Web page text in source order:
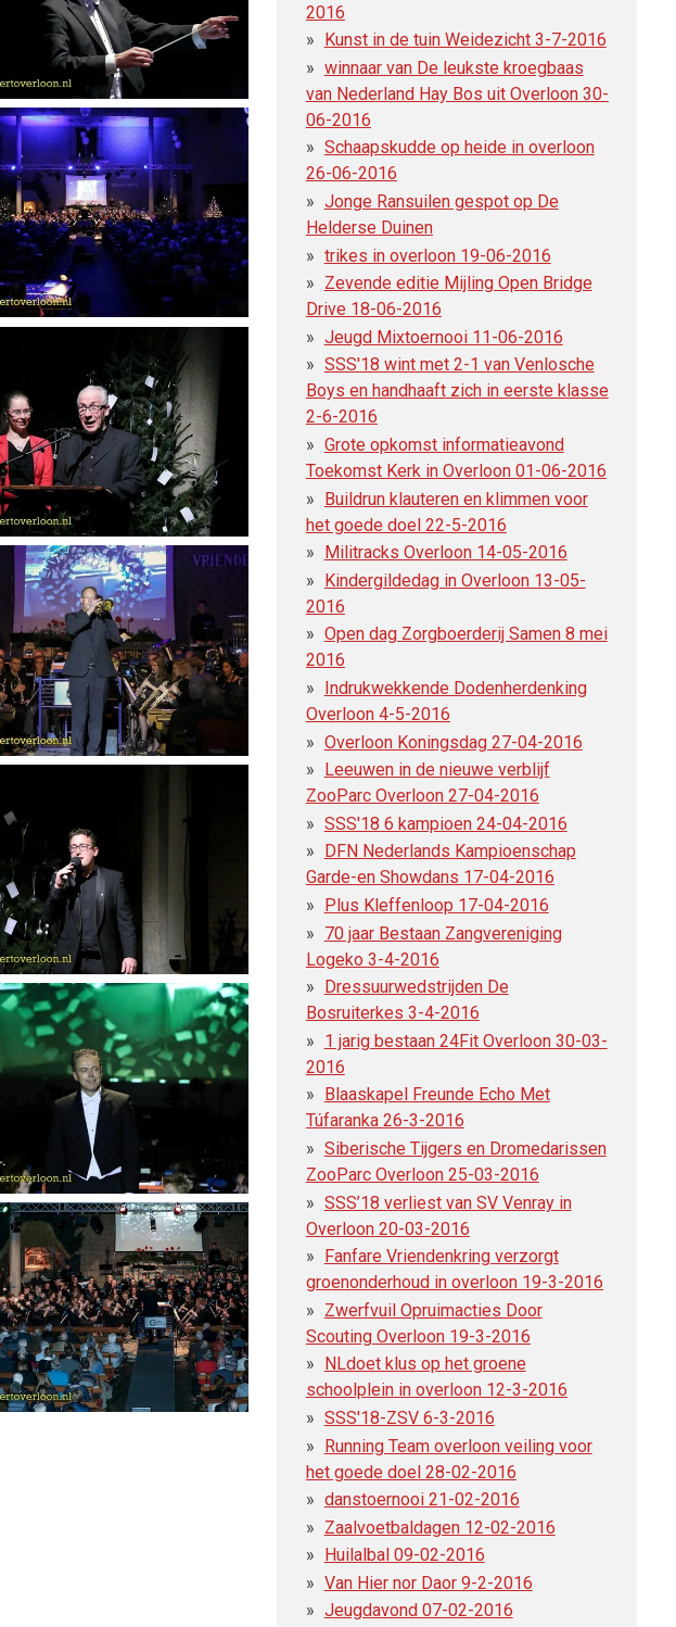
2016
Kunst in de tuin Weidezicht 3-7-2016
winnaar van De leukste kroegbaas
van Nederland Hay Bos uit Overloon 30-
06-2016
Schaapskudde op heide in overloon
26-06-2016
Jonge Ransuilen gespot op De
Helderse Duinen
trikes in overloon 19-06-2016
Zevende editie Mijling Open Bridge
Drive 18-06-2016
Jeugd Mixtoernooi 11-06-2016
SSS'18 wint met 2-1 van Venlosche
Boys en handhaaft zich in eerste klasse
2-6-2016
Grote opkomst informatieavond
Toekomst Kerk in Overloon 01-06-2016
Buildrun klauteren en klimmen voor
het goede doel 22-5-2016
Militracks Overloon 14-05-2016
Kindergildedag in Overloon 13-05-
2016
Open dag Zorgboerderij Samen 8 mei
2016
Indrukwekkende Dodenherdenking
Overloon 4-5-2016
Overloon Koningsdag 27-04-2016
Leeuwen in de nieuwe verblijf
ZooParc Overloon 27-04-2016
SSS'18 6 kampioen 24-04-2016
DFN Nederlands Kampioenschap
Garde-en Showdans 17-04-2016
Plus Kleffenloop 17-04-2016
70 jaar Bestaan Zangvereniging
Logeko 3-4-2016
Dressuurwedstrijden De
Bosruiterkes 3-4-2016
1 jarig bestaan 24Fit Overloon 30-03-
2016
Blaaskapel Freunde Echo Met
Túfaranka 26-3-2016
Siberische Tijgers en Dromedarissen
ZooParc Overloon 25-03-2016
SSS’18 verliest van SV Venray in
Overloon 20-03-2016
Fanfare Vriendenkring verzorgt
groenonderhoud in overloon 19-3-2016
Zwerfvuil Opruimacties Door
Scouting Overloon 19-3-2016
NLdoet klus op het groene
schoolplein in overloon 12-3-2016
SSS'18-ZSV 6-3-2016
Running Team overloon veiling voor
het goede doel 28-02-2016
danstoernooi 21-02-2016
Zaalvoetbaldagen 12-02-2016
Huilalbal 09-02-2016
Van Hier nor Daor 9-2-2016
Jeugdavond 07-02-2016